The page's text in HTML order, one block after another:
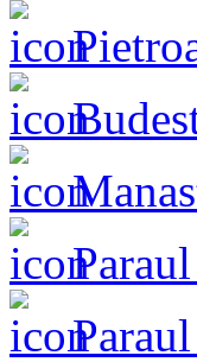
Paraul
Paraul